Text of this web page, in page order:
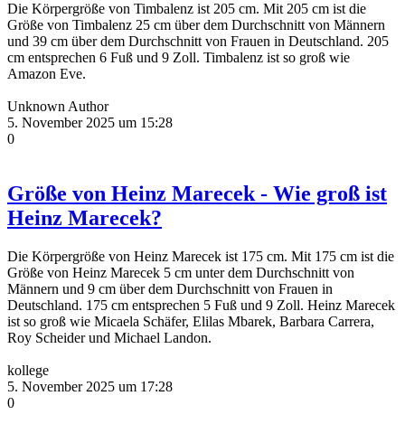
Die Körpergröße von Timbalenz ist 205 cm. Mit 205 cm ist die
Größe von Timbalenz 25 cm über dem Durchschnitt von Männern
und 39 cm über dem Durchschnitt von Frauen in Deutschland. 205
cm entsprechen 6 Fuß und 9 Zoll. Timbalenz ist so groß wie
Amazon Eve.
Unknown Author
5. November 2025 um 15:28
0
Größe von Heinz Marecek - Wie groß ist
Heinz Marecek?
Die Körpergröße von Heinz Marecek ist 175 cm. Mit 175 cm ist die
Größe von Heinz Marecek 5 cm unter dem Durchschnitt von
Männern und 9 cm über dem Durchschnitt von Frauen in
Deutschland. 175 cm entsprechen 5 Fuß und 9 Zoll. Heinz Marecek
ist so groß wie Micaela Schäfer, Elilas Mbarek, Barbara Carrera,
Roy Scheider und Michael Landon.
kollege
5. November 2025 um 17:28
0